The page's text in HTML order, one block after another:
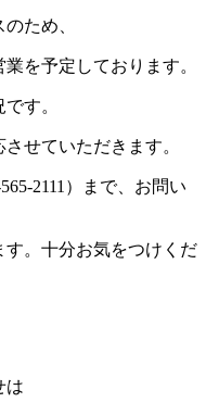
ため、
を予定しております。
す。
せていただきます。
2111）まで、お問い
す。十分お気をつけくだ
は